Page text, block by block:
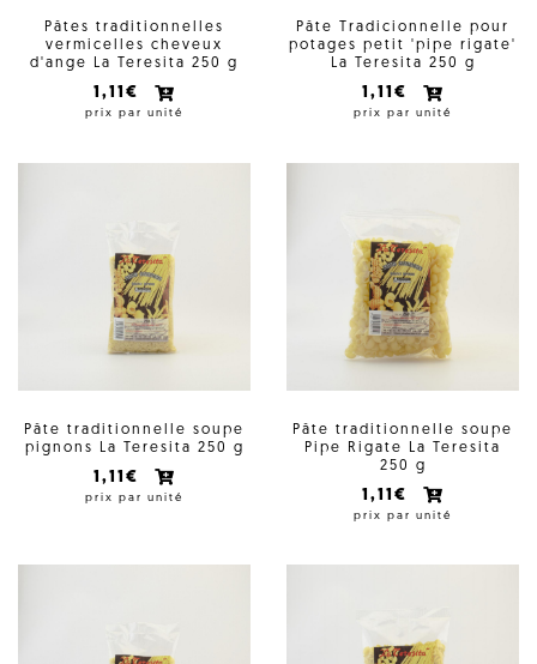
Pâtes traditionnelles
vermicelles cheveux
d'ange La Teresita 250 g
1,11€
prix par unité
Pâte Tradicionnelle pour
potages petit 'pipe rigate'
La Teresita 250 g
1,11€
prix par unité
Pâte traditionnelle soupe
pignons La Teresita 250 g
1,11€
prix par unité
Pâte traditionnelle soupe
Pipe Rigate La Teresita
250 g
1,11€
prix par unité